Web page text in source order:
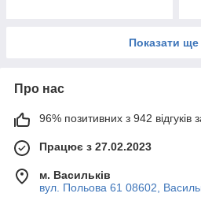
Показати ще
Про нас
96% позитивних з 942 відгуків
Працює з 27.02.2023
м. Васильків
вул. Польова 61 08602,